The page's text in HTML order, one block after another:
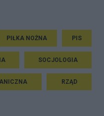
PIŁKA NOŻNA PIS
SOCJOLOGIA
RZĄD